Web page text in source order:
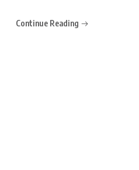
Continue Reading